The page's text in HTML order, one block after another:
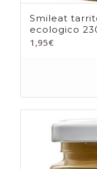
Smileat
ecologico
1,95€